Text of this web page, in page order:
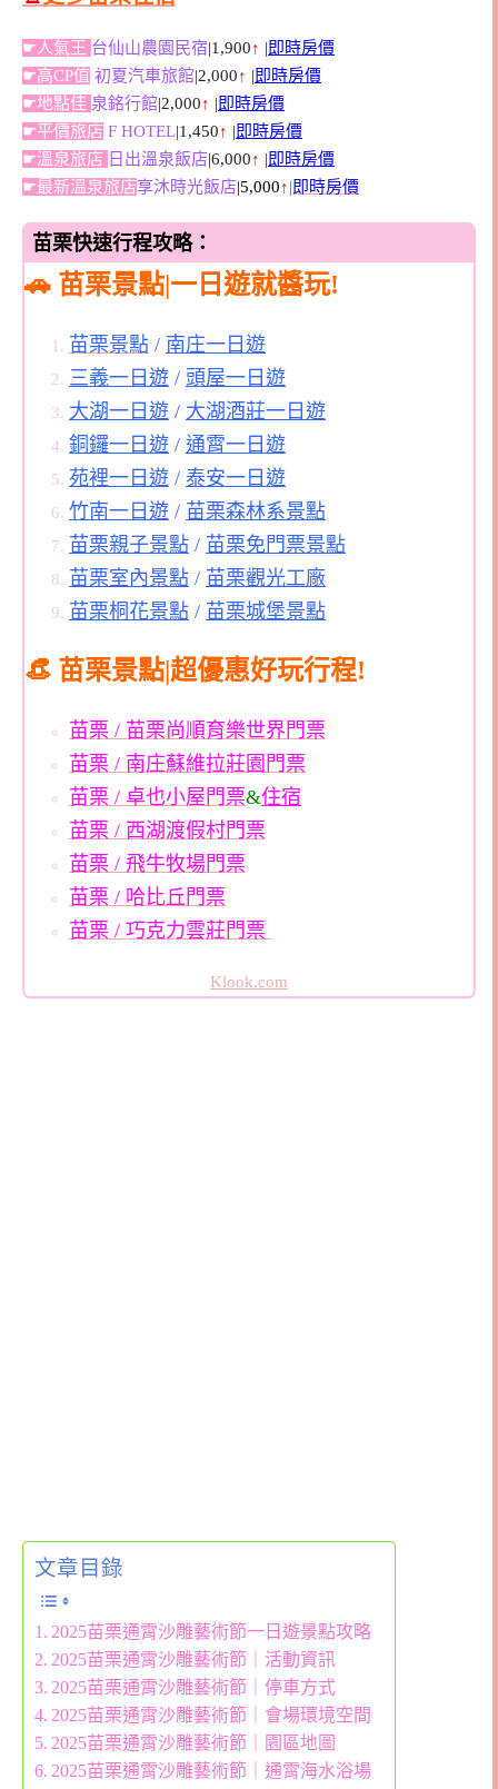
☛人氣王 台仙山農園民宿|1,900↑ |即時房價
☛高CP值 初夏汽車旅館|2,000↑ |即時房價
☛地點佳 泉銘行館|2,000↑ |即時房價
☛平價旅店 F HOTEL|1,450↑ |即時房價
☛溫泉旅店 日出溫泉飯店|6,000↑ |即時房價
☛最新溫泉旅店享沐時光飯店|5,000↑|即時房價
苗栗快速行程攻略：
🚗 苗栗景點|一日遊就醬玩!
苗栗景點 / 南庄一日遊
三義一日遊 / 頭屋一日遊
大湖一日遊 / 大湖酒莊一日遊
銅鑼一日遊 / 通霄一日遊
苑裡一日遊 / 泰安一日遊
竹南一日遊 / 苗栗森林系景點
苗栗親子景點 / 苗栗免門票景點
苗栗室內景點 / 苗栗觀光工廠
苗栗桐花景點 / 苗栗城堡景點
👒 苗栗景點|超優惠好玩行程!
苗栗 / 苗栗尚順育樂世界門票
苗栗 / 南庄蘇維拉莊園門票
苗栗 / 卓也小屋門票&住宿
苗栗 / 西湖渡假村門票
苗栗 / 飛牛牧場門票
苗栗 / 哈比丘門票
苗栗 / 巧克力雲莊門票
Klook.com
文章目錄
2025苗栗通霄沙雕藝術節一日遊景點攻略
2025苗栗通霄沙雕藝術節｜活動資訊
2025苗栗通霄沙雕藝術節｜停車方式
2025苗栗通霄沙雕藝術節｜會場環境空間
2025苗栗通霄沙雕藝術節｜園區地圖
2025苗栗通霄沙雕藝術節｜通霄海水浴場